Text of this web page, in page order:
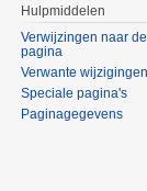
Hulpmiddelen
Verwijzingen naar
pagina
Verwante wijzigingen
Speciale pagina's
Paginagegevens